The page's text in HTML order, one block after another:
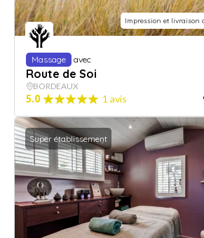
Impression et livraison
Massage avec
Route de Soi
BORDEAUX
5.0 1 avis
Super établissement